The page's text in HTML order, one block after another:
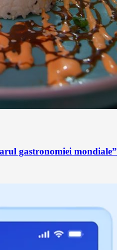
gastronomiei mondiale”